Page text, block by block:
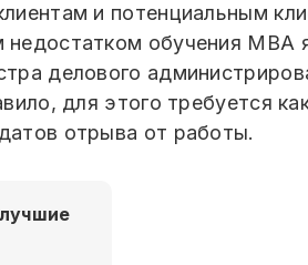
и потенциальным
обучения MBA
делового
для этого требуется
отрыва от работы.